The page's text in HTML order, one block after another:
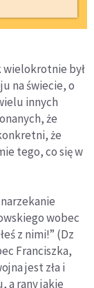
wielokrotnie był
na świecie, o
innych
że
że
tego, co się w
wobec
z nimi!” (Dz
Franciszka,
jest zła i
a rany jakie